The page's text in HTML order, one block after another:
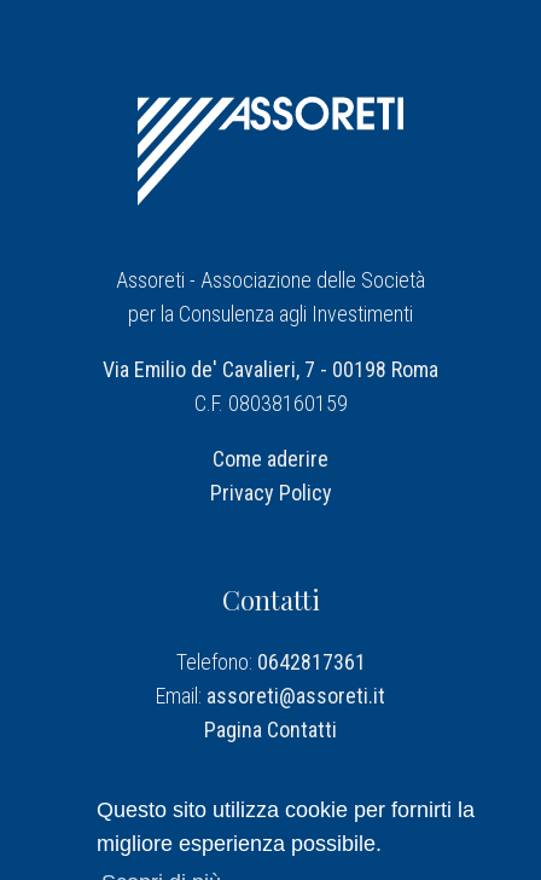
Questo sito utilizza cookie per fornirti la
migliore esperienza possibile.
Assoreti - Associazione delle Società
per la Consulenza agli Investimenti
Via Emilio de' Cavalieri, 7 - 00198 Roma
C.F. 08038160159
Come aderire
Privacy Policy
Contatti
Telefono: 0642817361
Email: assoreti@assoreti.it
Pagina Contatti